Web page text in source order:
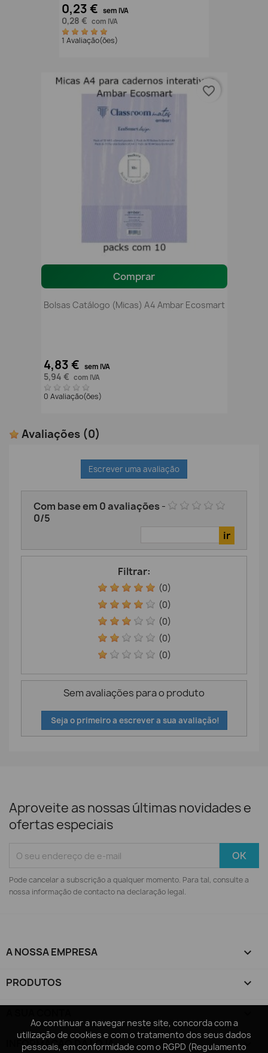
Ao continuar a navegar neste site, concorda com a
utilização de cookies e com o tratamento dos seus dados
pessoais, em conformidade com o RGPD (Regulamento
0,23 € sem IVA
0,28 € com IVA
1 Avaliação(ões)
Comprar
Bolsas Catálogo (micas) A4 Ambar Ecosmart
4,83 € sem IVA
5,94 € com IVA
0 Avaliação(ões)
favorite_border
Avaliações (0)
Escrever uma avaliação
Com base em 0avaliações-
0/5
Filtrar:
(0)
(0)
(0)
(0)
(0)
Sem avaliações para o produto
Seja o primeiro a escrever a sua avaliação!
Aproveite as nossas últimas novidades e
ofertas especiais
Pode cancelar a subscrição a qualquer momento. Para tal, consulte a
nossa informação de contacto na declaração legal.
A NOSSA EMPRESA 
PRODUTOS 
INFORMAÇÃO DA LOJA keyboard_arrow_down
Ao continuar a navegar neste site, concorda com a
utilização de cookies e com o tratamento dos seus dados
pessoais, em conformidade com o RGPD (Regulamento